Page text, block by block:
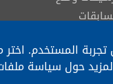
المستخدم. اختر
حول سياسة